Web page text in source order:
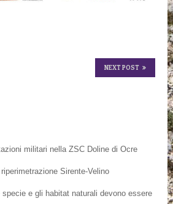
NEXT POST
militari nella ZSC Doline di Ocre
Sirente-Velino
specie e gli habitat naturali devono essere